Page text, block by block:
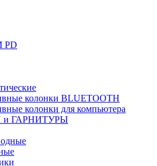
PD
колонки BLUETOOTH
колонки для компьютера
ГАРНИТУРЫ